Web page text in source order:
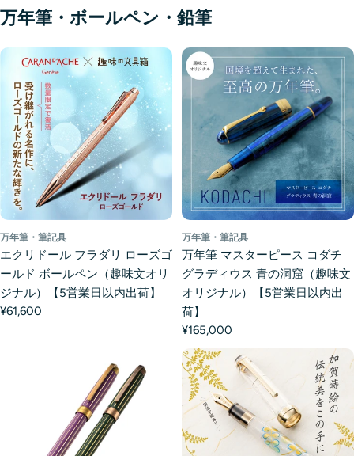
万年筆・ボールペン・鉛筆
万年筆・筆記具
エクリドール フラダリ ローズゴ
ールド ボールペン（趣味文オリ
ジナル）【5営業日以内出荷】
¥61,600
万年筆・筆記具
万年筆 マスターピース コダチ
グラディウス 青の洞窟（趣味文
オリジナル）【5営業日以内出
荷】
¥165,000